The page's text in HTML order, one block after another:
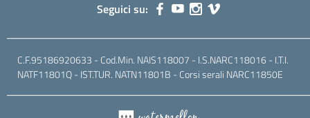
Seguici su:
C.F.95186920633 - Cod.Min. NAIS118007 - I.S.NARC118016 - I.T.I.
NATF11801Q - IST.TUR. NATN11801B - Corsi serali NARC11850E